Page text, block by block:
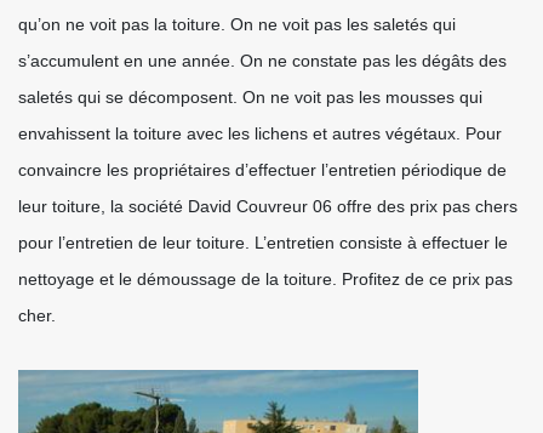
qu’on ne voit pas la toiture. On ne voit pas les saletés qui
s’accumulent en une année. On ne constate pas les dégâts des
saletés qui se décomposent. On ne voit pas les mousses qui
envahissent la toiture avec les lichens et autres végétaux. Pour
convaincre les propriétaires d’effectuer l’entretien périodique de
leur toiture, la société David Couvreur 06 offre des prix pas chers
pour l’entretien de leur toiture. L’entretien consiste à effectuer le
nettoyage et le démoussage de la toiture. Profitez de ce prix pas
cher.